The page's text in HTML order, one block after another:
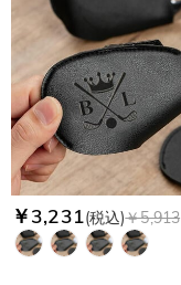
￥3,231(税込)￥5,913